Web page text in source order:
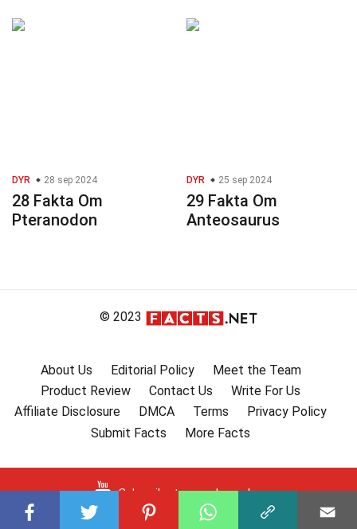
DYR 28 sep 2024
28 Fakta Om
Pteranodon
DYR 25 sep 2024
29 Fakta Om
Anteosaurus
© 2023
About Us Editorial Policy
Meet the Team
Product Review
Contact Us
Write For Us
Affiliate Disclosure
DMCA Terms
Privacy Policy
Submit Facts
More Facts
Subscribe to our channel